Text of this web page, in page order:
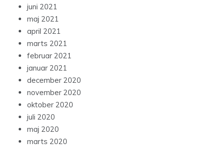
juni 2021
maj 2021
april 2021
marts 2021
februar 2021
januar 2021
december 2020
november 2020
oktober 2020
juli 2020
maj 2020
marts 2020